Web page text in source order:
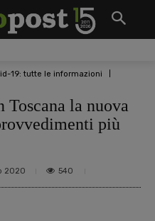
19: tutte le informazioni
la nuova
più
2020 540